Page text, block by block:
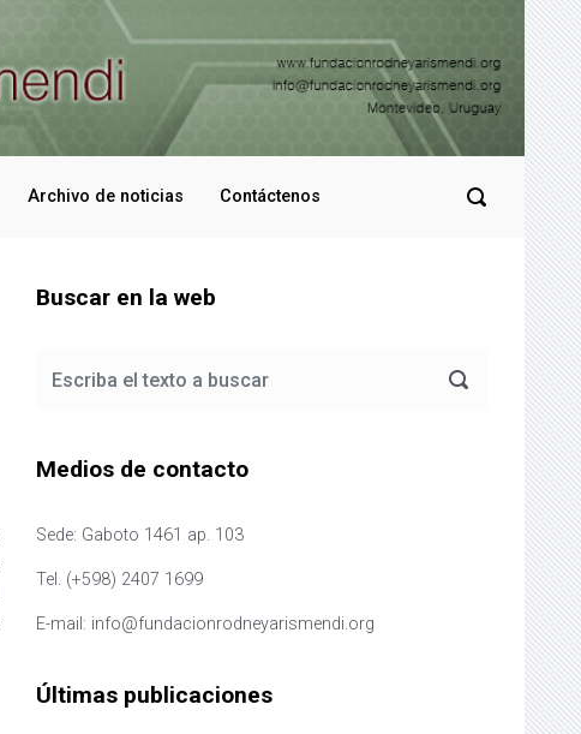
Archivo de noticias Contáctenos
Buscar en la web
Medios de contacto
Sede: Gaboto 1461 ap. 103
Tel. (+598) 2407 1699
E-mail: info@fundacionrodneyarismendi.org
Últimas publicaciones